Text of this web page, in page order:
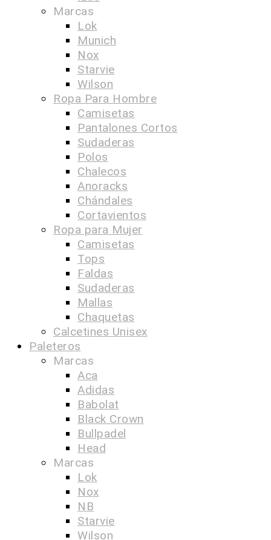
Marcas
Lok
Munich
Nox
Starvie
Wilson
Ropa Para Hombre
Camisetas
Pantalones Cortos
Sudaderas
Polos
Chalecos
Anoracks
Chándales
Cortavientos
Ropa para Mujer
Camisetas
Tops
Faldas
Sudaderas
Mallas
Chaquetas
Calcetines Unisex
Paleteros
Marcas
Aca
Adidas
Babolat
Black Crown
Bullpadel
Head
Marcas
Lok
Nox
NB
Starvie
Wilson